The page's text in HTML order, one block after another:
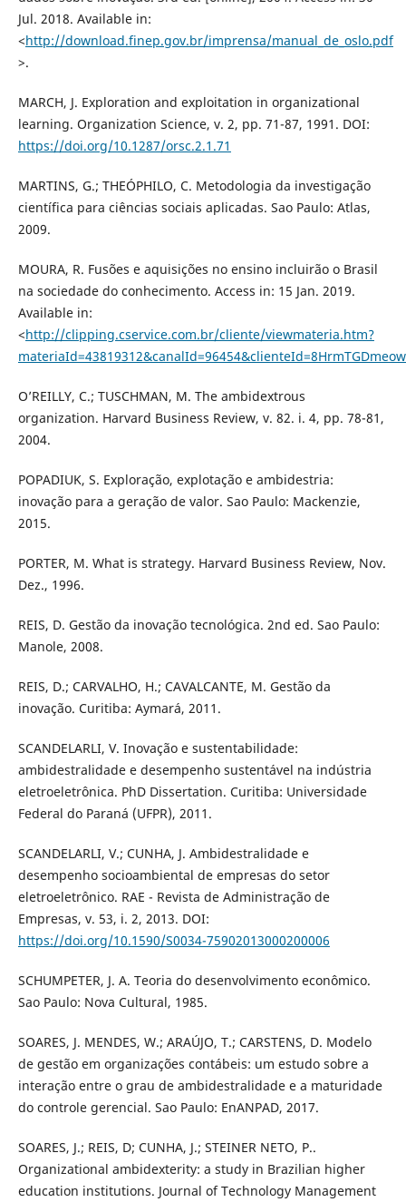
Jul. 2018. Available in:
<http://download.finep.gov.br/imprensa/manual_de_oslo.pdf
>.
MARCH, J. Exploration and exploitation in organizational
learning. Organization Science, v. 2, pp. 71-87, 1991. DOI:
https://doi.org/10.1287/orsc.2.1.71
MARTINS, G.; THEÓPHILO, C. Metodologia da investigação
científica para ciências sociais aplicadas. Sao Paulo: Atlas,
2009.
MOURA, R. Fusões e aquisições no ensino incluirão o Brasil
na sociedade do conhecimento. Access in: 15 Jan. 2019.
Available in:
<http://clipping.cservice.com.br/cliente/viewmateria.htm?
O’REILLY, C.; TUSCHMAN, M. The ambidextrous
organization. Harvard Business Review, v. 82. i. 4, pp. 78-81,
2004.
POPADIUK, S. Exploração, explotação e ambidestria:
inovação para a geração de valor. Sao Paulo: Mackenzie,
2015.
PORTER, M. What is strategy. Harvard Business Review, Nov.
Dez., 1996.
REIS, D. Gestão da inovação tecnológica. 2nd ed. Sao Paulo:
Manole, 2008.
REIS, D.; CARVALHO, H.; CAVALCANTE, M. Gestão da
inovação. Curitiba: Aymará, 2011.
SCANDELARLI, V. Inovação e sustentabilidade:
ambidestralidade e desempenho sustentável na indústria
eletroeletrônica. PhD Dissertation. Curitiba: Universidade
Federal do Paraná (UFPR), 2011.
SCANDELARLI, V.; CUNHA, J. Ambidestralidade e
desempenho socioambiental de empresas do setor
eletroeletrônico. RAE - Revista de Administração de
Empresas, v. 53, i. 2, 2013. DOI:
https://doi.org/10.1590/S0034-75902013000200006
SCHUMPETER, J. A. Teoria do desenvolvimento econômico.
Sao Paulo: Nova Cultural, 1985.
SOARES, J. MENDES, W.; ARAÚJO, T.; CARSTENS, D. Modelo
de gestão em organizações contábeis: um estudo sobre a
interação entre o grau de ambidestralidade e a maturidade
do controle gerencial. Sao Paulo: EnANPAD, 2017.
SOARES, J.; REIS, D; CUNHA, J.; STEINER NETO, P..
Organizational ambidexterity: a study in Brazilian higher
education institutions. Journal of Technology Management